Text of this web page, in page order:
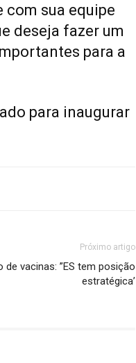
com sua equipe
deseja fazer um
para a
para inaugurar
Próximo artigo
de vacinas: ”ES tem posição
estratégica’